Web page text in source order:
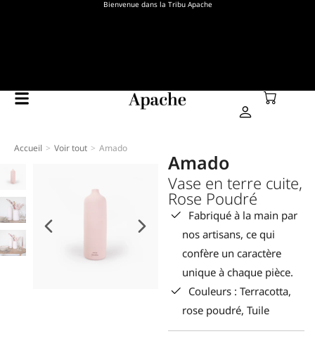
Bienvenue dans la Tribu Apache
Vous êtes ici :
Accueil Voir tout Amado
Amado
Vase en terre cuite,
Rose Poudré
Fabriqué à la main par
nos artisans, ce qui
confère un caractère
unique à chaque pièce.
Couleurs : Terracotta,
rose poudré, Tuile